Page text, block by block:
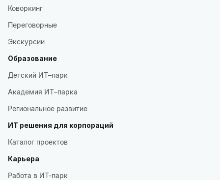
Коворкинг
Переговорные
Экскурсии
Образование
Детский ИТ–парк
Академия ИТ–парка
Региональное развитие
ИТ решения для корпораций
Каталог проектов
Карьера
Работа в ИТ-парк